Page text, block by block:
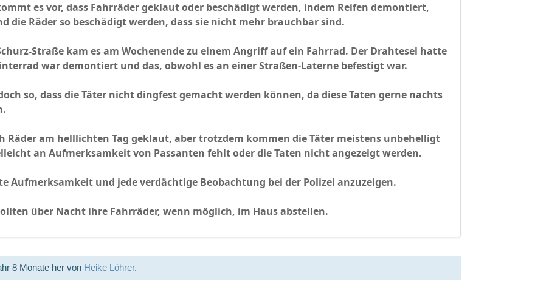
es vor, dass Fahrräder geklaut oder beschädigt werden, indem Reifen demontiert,
die Räder so beschädigt werden, dass sie nicht mehr brauchbar sind.
Straße kam es am Wochenende zu einem Angriff auf ein Fahrrad. Der Drahtesel hatte
war demontiert und das, obwohl es an einer Straßen-Laterne befestigt war.
so, dass die Täter nicht dingfest gemacht werden können, da diese Taten gerne nachts
Räder am helllichten Tag geklaut, aber trotzdem kommen die Täter meistens unbehelligt
an Aufmerksamkeit von Passanten fehlt oder die Taten nicht angezeigt werden.
Aufmerksamkeit und jede verdächtige Beobachtung bei der Polizei anzuzeigen.
über Nacht ihre Fahrräder, wenn möglich, im Haus abstellen.
8 Monate her von Heike Löhrer.